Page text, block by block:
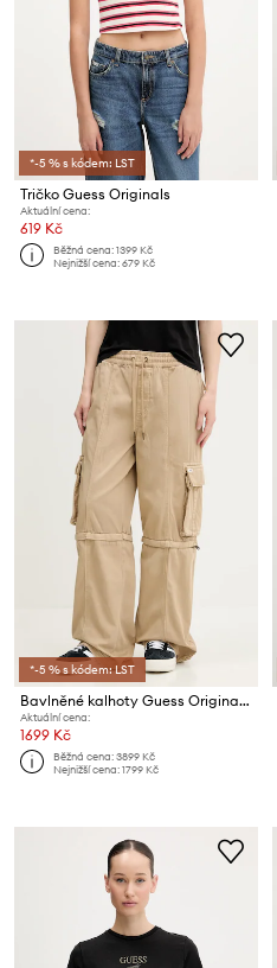
*-5 % s kódem: LST
Tričko Guess Originals
Aktuální cena:
619 Kč
Běžná cena:1399 Kč
Nejnižší cena:679 Kč
*-5 % s kódem: LST
Bavlněné kalhoty Guess Originals
Aktuální cena:
1699 Kč
Běžná cena:3899 Kč
Nejnižší cena:1799 Kč